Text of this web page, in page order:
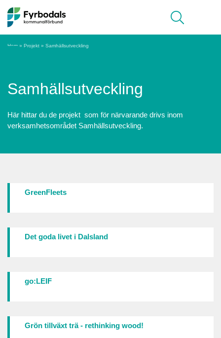
Meny
Hem » Projekt » Samhällsutveckling
Samhällsutveckling
Här hittar du de projekt som för närvarande drivs inom
verksamhetsområdet Samhällsutveckling.
GreenFleets
Det goda livet i Dalsland
go:LEIF
Grön tillväxt trä - rethinking wood!